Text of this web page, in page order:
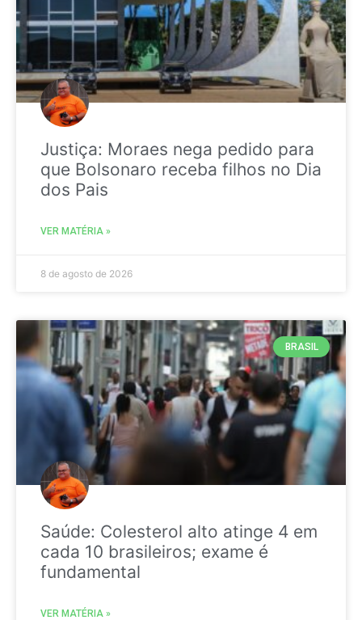
Justiça: Moraes nega pedido para
que Bolsonaro receba filhos no Dia
dos Pais
VER MATÉRIA »
8 de agosto de 2026
BRASIL
Saúde: Colesterol alto atinge 4 em
cada 10 brasileiros; exame é
fundamental
VER MATÉRIA »